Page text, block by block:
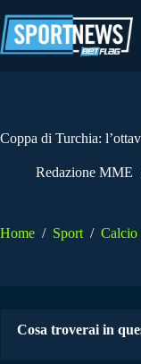
al
contenuto
Coppa di Turchia:
Redazione MME
Home / Sport / Calcio
Cosa troverai in